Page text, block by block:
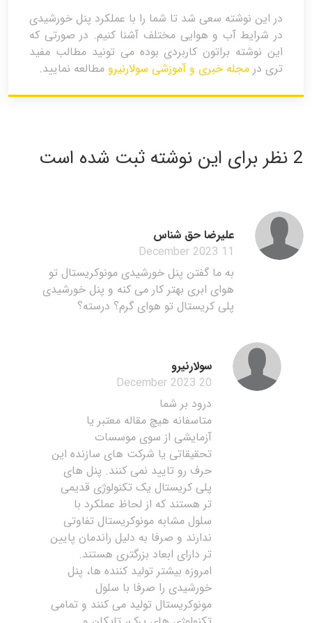
در این نوشته سعی شد تا شما را با عملکرد پنل خورشیدی
در شرایط آب و هوایی مختلف آشنا کنیم. در صورتی که
این نوشته براتون کاربردی بوده می تونید مطالب مفید
تری در مجله خبری و آموزشی سولارنیرو مطالعه نمایید.
2 نظر برای این نوشته ثبت شده است
علیرضا حق شناس
11 December 2023
به ما گفتن پنل خورشیدی مونوکریستال تو
هوای ابری بهتر کار می کنه و پنل خورشیدی
پلی کریستال تو هوای گرم؟ درسته؟
سولارنیرو
20 December 2023
درود بر شما
متاسفانه هیچ مقاله معتبر یا
آزمایشی از سوی موسسات
تحقیقاتی یا شرکت های سازنده این
حرف رو تایید نمی کنند. پنل های
پلی کریستال یک تکنولوژی قدیمی
تر هستند که از لحاظ عملکرد با
سلول مشابه مونوکریستال تفاوتی
ندارند و صرفا به دلیل راندمان پایین
تر دارای ابعاد بزرگتری هستند.
امروزه بیشتر تولید کننده ها، پنل
خورشیدی را صرفا با سلول
مونوکریستال تولید می کنند و تمامی